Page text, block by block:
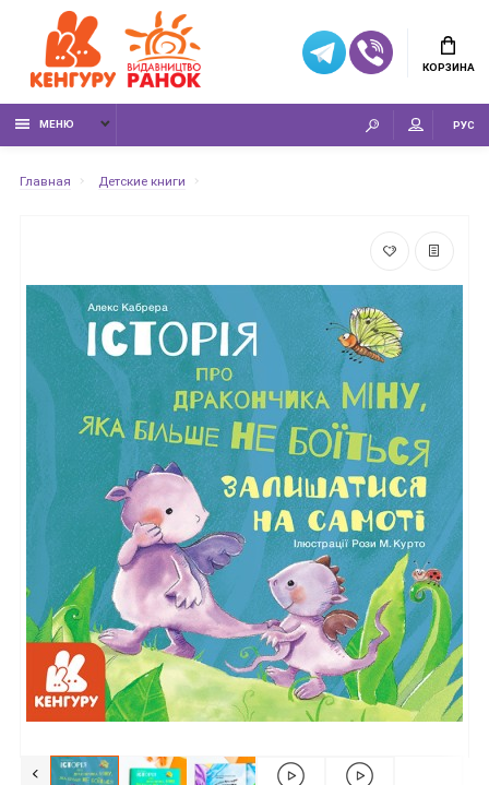
КОРЗИНА
МЕНЮ РУС
Главная Детские книги